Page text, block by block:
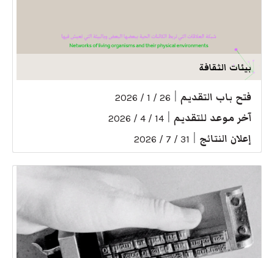
بيئات الثقافة
فتح باب التقديم 26 / 1 / 2026
آخر موعد للتقديم 14 / 4 / 2026
إعلان النتائج 31 / 7 / 2026